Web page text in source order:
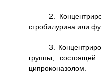
2.
стробилурина или
3.
группы, состоящей
ципроконазолом.